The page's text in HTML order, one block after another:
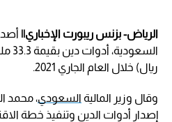
الرياض- بزنس ريبورت الإخباري||
ريال) خلال العام الجاري 2021.
وقال وزير المالية السعودي، محمد
إصدار أدوات الدين وتنفيذ خطة